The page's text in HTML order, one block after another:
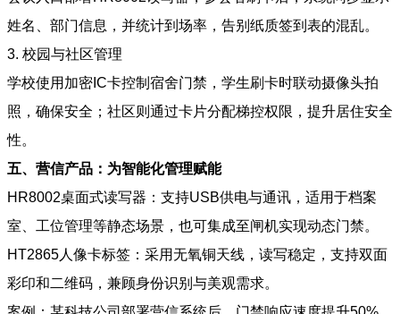
姓名、部门信息，并统计到场率，告别纸质签到表的混乱。
3. 校园与社区管理
学校使用加密IC卡控制宿舍门禁，学生刷卡时联动摄像头拍
照，确保安全；社区则通过卡片分配梯控权限，提升居住安全
性。
五、营信产品：为智能化管理赋能
HR8002桌面式读写器：支持USB供电与通讯，适用于档案
室、工位管理等静态场景，也可集成至闸机实现动态门禁。
HT2865人像卡标签：采用无氧铜天线，读写稳定，支持双面
彩印和二维码，兼顾身份识别与美观需求。